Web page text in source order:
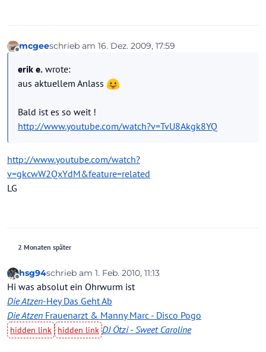
Offline
mcgeeschrieb am 16. Dez. 2009, 17:59
zuletzt editiert von
erik e. wrote:
aus aktuellem Anlass
Bald ist es so weit !
http://www.youtube.com/watch?v=TvU8Akgk8YQ
http://www.youtube.com/watch?
v=gkcwW2QxYdM&feature=related
LG
2 Monaten später
Offline
hsg94schrieb am 1. Feb. 2010, 11:13
zuletzt editiert von
Hi was absolut ein Ohrwurm ist
Die Atzen-Hey Das Geht Ab
Die Atzen Frauenarzt & Manny Marc - Disco Pogo
DJ Ötzi- Sweet Caroline